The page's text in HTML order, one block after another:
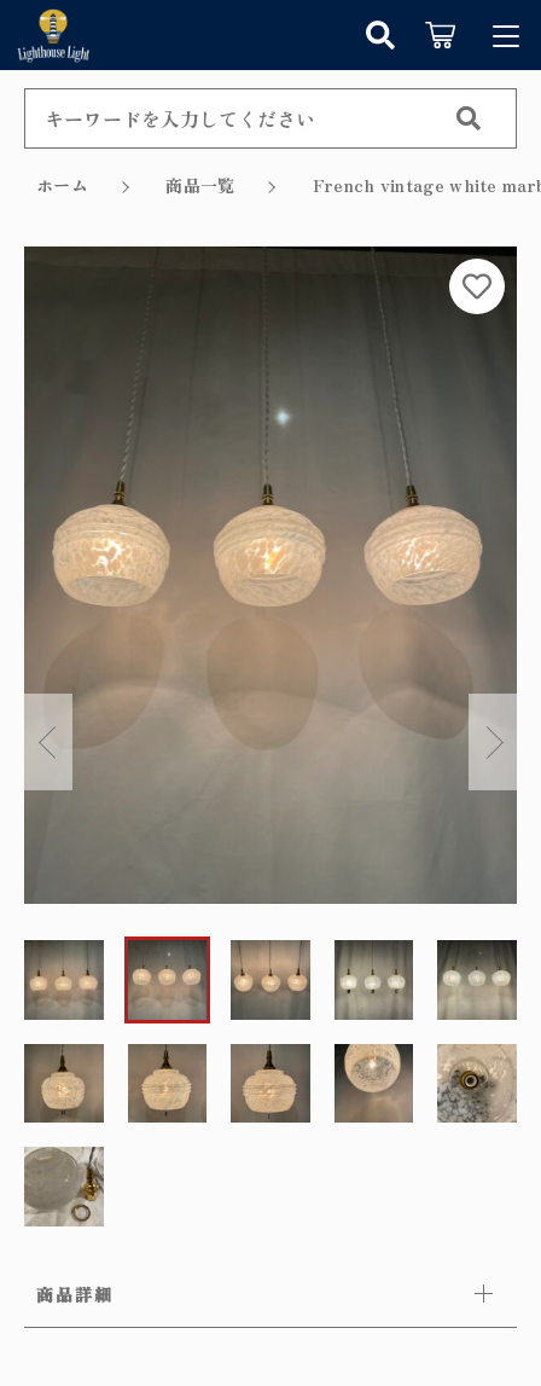
ホーム 商品一覧 French vintage white
商品詳細
カートに商品を追加しました
ログイン / 会員登録
お知らせ
お気に入り
新着商品から探す
セール商品から探す
取付方法／取付事例／修理事例
ショッピングガイド
お問い合わせ
ウォールランプ
フロアランプ
オリジナルランプ
アンティーク小物/家具
キーワード検索
～
並び順